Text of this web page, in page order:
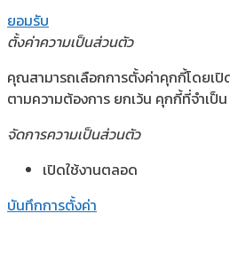
ยอมรับ
ตั้งค่าความเป็นส่วนตัว
คุณสามารถเลือกการตั้งค่าคุกกี้โดยเ
ตามความต้องการ ยกเว้น คุกกี้ที่จำเป็น
จัดการความเป็นส่วนตัว
เปิดใช้งานตลอด
บันทึกการตั้งค่า